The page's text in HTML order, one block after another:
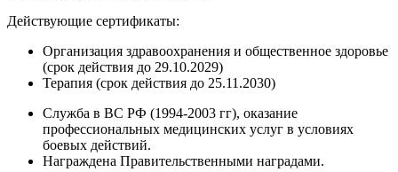
Действующие сертификаты:
Организация здравоохранения и общественное здоровье
(срок действия до 29.10.2029)
Терапия (срок действия до 25.11.2030)
Служба в ВС РФ (1994-2003 гг), оказание
профессиональных медицинских услуг в условиях
боевых действий.
Награждена Правительственными наградами.